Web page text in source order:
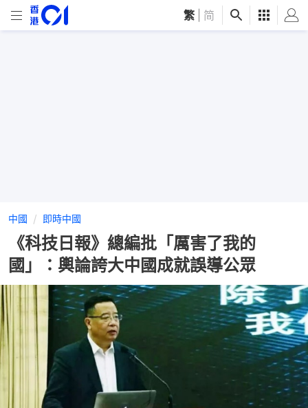
繁 简
中國 即時中國
《科技日報》總編批「厲害了我的
國」：輿論誇大中國成就誤導公眾